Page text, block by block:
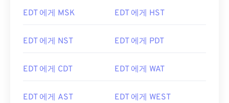
EDT 에게 MSK EDT 에게 HST
EDT 에게 NST EDT 에게 PDT
EDT 에게 CDT EDT 에게 WAT
EDT 에게 AST EDT 에게 WEST